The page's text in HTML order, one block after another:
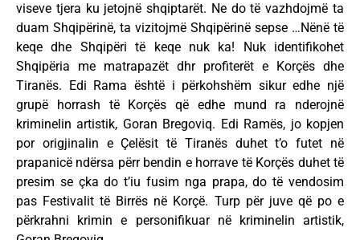
viseve tjera ku jetojnë shqiptarët. Ne do të vazhdojmë ta
duam Shqipërinë, ta vizitojmë Shqipërinë sepse …Nënë të
keqe dhe Shqipëri të keqe nuk ka! Nuk identifikohet
Shqipëria me matrapazët dhr profiterët e Korçës dhe
Tiranës. Edi Rama është i përkohshëm sikur edhe një
grupë horrash të Korçës që edhe mund ra nderojnë
kriminelin artistik, Goran Bregoviq. Edi Ramës, jo kopjen
por origjinalin e Çelësit të Tiranës duhet t’o futet në
prapanicë ndërsa përr bendin e horrave të Korçës duhet të
presim se çka do t’iu fusim nga prapa, do të vendosim
pas Festivalit të Birrës në Korçë. Turp për juve që po e
përkrahni krimin e personifikuar në kriminelin artistik,